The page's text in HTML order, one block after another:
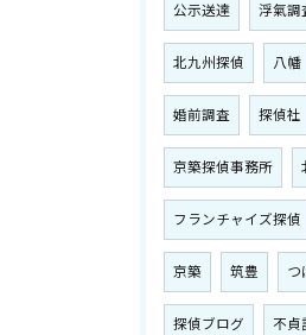
公示送達 浮氣調
北九州探偵 八幡
婚前調査 探偵社
京築探偵事務所
フランチャイズ探偵
京築 筑豊 つ
探偵ブログ 不貞